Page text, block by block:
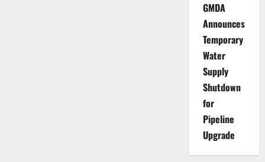
GMDA
Announces
Temporary
Water
Supply
Shutdown
for
Pipeline
Upgrade